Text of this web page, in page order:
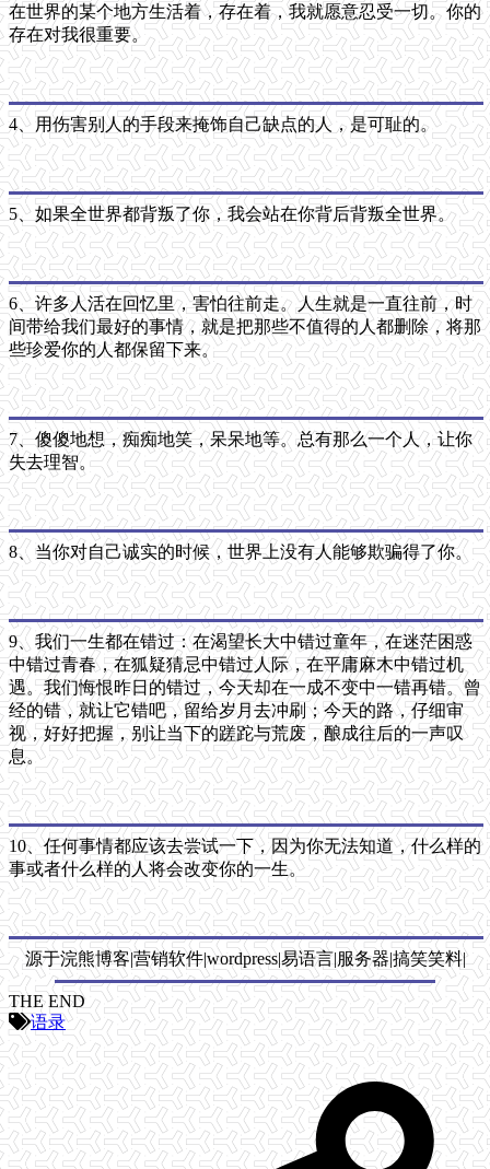
在世界的某个地方生活着，存在着，我就愿意忍受一切。你的
存在对我很重要。
4、用伤害别人的手段来掩饰自己缺点的人，是可耻的。
5、如果全世界都背叛了你，我会站在你背后背叛全世界。
6、许多人活在回忆里，害怕往前走。人生就是一直往前，时
间带给我们最好的事情，就是把那些不值得的人都删除，将那
些珍爱你的人都保留下来。
7、傻傻地想，痴痴地笑，呆呆地等。总有那么一个人，让你
失去理智。
8、当你对自己诚实的时候，世界上没有人能够欺骗得了你。
9、我们一生都在错过：在渴望长大中错过童年，在迷茫困惑
中错过青春，在狐疑猜忌中错过人际，在平庸麻木中错过机
遇。我们悔恨昨日的错过，今天却在一成不变中一错再错。曾
经的错，就让它错吧，留给岁月去冲刷；今天的路，仔细审
视，好好把握，别让当下的蹉跎与荒废，酿成往后的一声叹
息。
10、任何事情都应该去尝试一下，因为你无法知道，什么样的
事或者什么样的人将会改变你的一生。
源于浣熊博客|营销软件|wordpress|易语言|服务器|搞笑笑料|
THE END
语录